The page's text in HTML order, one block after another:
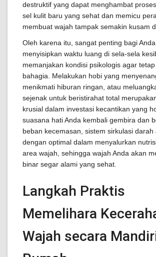
destruktif yang dapat menghambat
sel kulit baru yang sehat dan memicu
membuat wajah tampak semakin kusam
Oleh karena itu, sangat penting bagi
menyisipkan waktu luang di sela-sela
memanjakan kondisi psikologis agar
bahagia. Melakukan hobi yang
menikmati hiburan ringan, atau
sejenak untuk beristirahat total
krusial dalam investasi kecantikan yang
suasana hati Anda kembali gembira dan
beban kecemasan, sistem sirkulasi darah
dengan optimal dalam menyalurkan
area wajah, sehingga wajah Anda akan
binar segar alami yang sehat.
Langkah Praktis
Memelihara
Wajah secara